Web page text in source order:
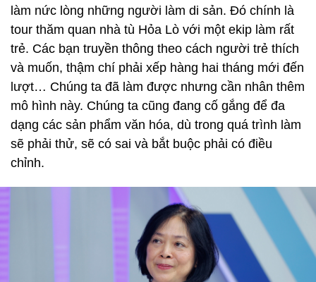
làm nức lòng những người làm di sản. Đó chính là
tour thăm quan nhà tù Hỏa Lò với một ekip làm rất
trẻ. Các bạn truyền thông theo cách người trẻ thích
và muốn, thậm chí phải xếp hàng hai tháng mới đến
lượt… Chúng ta đã làm được nhưng cần nhân thêm
mô hình này. Chúng ta cũng đang cố gắng để đa
dạng các sản phẩm văn hóa, dù trong quá trình làm
sẽ phải thử, sẽ có sai và bắt buộc phải có điều
chỉnh.